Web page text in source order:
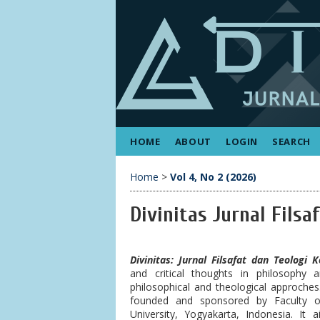
HOME ABOUT LOGIN SEARCH
Home > Vol 4, No 2 (2026)
Divinitas Jurnal
Divinitas: Jurnal Filsafat dan Teologi
and critical thoughts in philosophy
philosophical and theological
founded and sponsored by Faculty
University, Yogyakarta, Indonesia. It